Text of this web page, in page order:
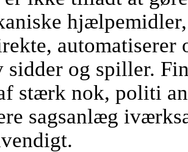
automatiserer
sidder og spiller.
stærk nok, politi
sagsanlæg